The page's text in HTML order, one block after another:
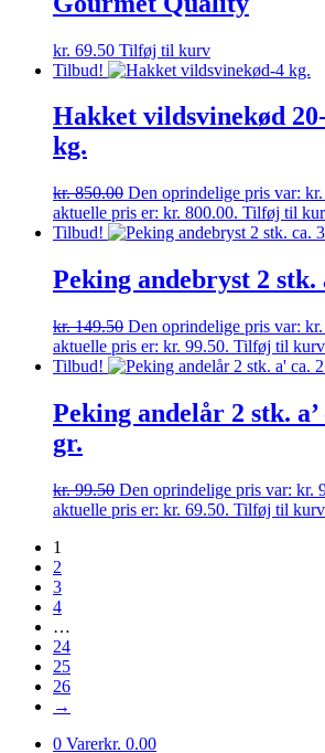
kr. 69.50 Tilføj til kurv
Tilbud!
Hakket vildsvinekød
kg.
kr.850.00 Den oprindelige pris var:
aktuelle pris er: kr. 800.00. Tilføj til
Tilbud!
Peking andebryst 2 stk.
kr.149.50 Den oprindelige pris var:
aktuelle pris er: kr. 99.50. Tilføj til kurv
Tilbud!
Peking andelår 2 stk. a’
gr.
kr.99.50 Den oprindelige pris var: kr.
aktuelle pris er: kr. 69.50. Tilføj til kurv
1
2
3
4
…
24
25
26
→
0 Varerkr. 0.00